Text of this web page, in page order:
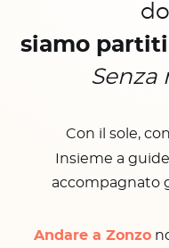
siamo
Senza
Con il sole,
Insieme a
accompagnato
Andare a Zonzo